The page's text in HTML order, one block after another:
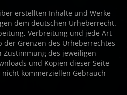
erstellten Inhalte und Werke
dem deutschen Urheberrecht.
Verbreitung und jede Art
Grenzen des Urheberrechtes
des jeweiligen
und Kopien dieser Seite
kommerziellen Gebrauch